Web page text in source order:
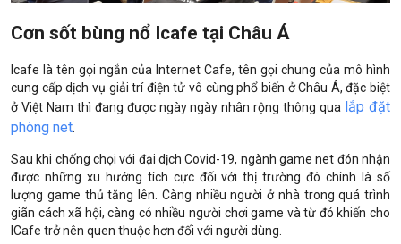
Cơn sốt bùng nổ Icafe tại Châu Á
Icafe là tên gọi ngắn của Internet Cafe, tên gọi chung của mô hình
cung cấp dịch vụ giải trí điện tử vô cùng phổ biến ở Châu Á, đặc biệt
ở Việt Nam thì đang được ngày ngày nhân rộng thông qua lắp đặt
phòng net
Sau khi chống chọi với đại dịch Covid-19, ngành game net đón nhận
được những xu hướng tích cực đối với thị trường đó chính là số
lượng game thủ tăng lên. Càng nhiều người ở nhà trong quá trình
giãn cách xã hội, càng có nhiều người chơi game và từ đó khiến cho
ICafe trở nên quen thuộc hơn đối với người dùng.